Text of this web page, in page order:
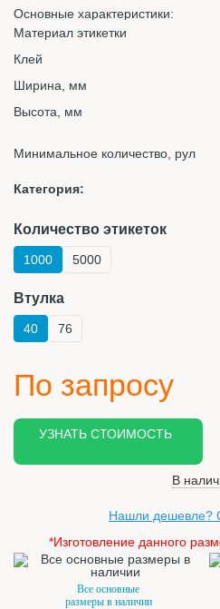
Основные характеристики:
Материал этикетки
Клей
Ширина, мм
Высота, мм
Минимальное количество, рул
Категория:
Количество этикеток
1000 5000
Втулка
40 76
По запросу
УЗНАТЬ СТОИМОСТЬ
В
Нашли дешевле?
*Изготовление данного
Все основные
размеры в наличии